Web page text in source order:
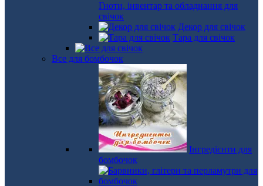
Гноти, інвентар та обладнання для
свічок
Декор для свічок
Тара для свічок
Все для бомбочок
Інгредієнти для
бомбочок